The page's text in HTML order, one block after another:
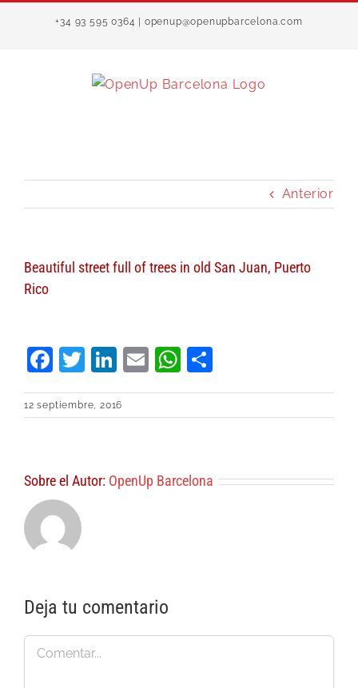
+34 93 595 0364 | openup@openupbarcelona.com
Anterior
Beautiful street full of trees in old San Juan, Puerto
Rico
Facebook
Twitter
LinkedIn
EmailWhatsApp
12 septiembre, 2016
Sobre el Autor: OpenUp Barcelona
Deja tu comentario
Comentar